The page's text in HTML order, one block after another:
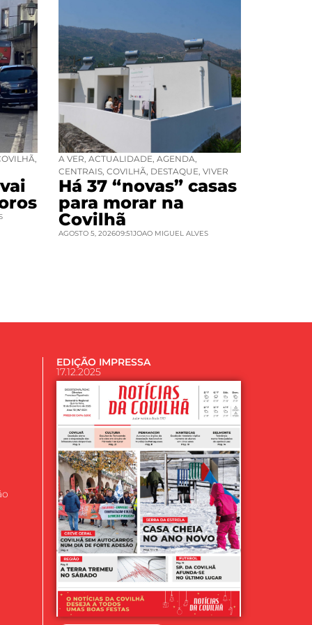
A VER ACTUALIDADE AGENDA
CENTRAIS, COVILHÃ DESTAQUE VIVER
Há 37 “novas” casas
para morar na
Covilhã
AGOSTO 5, 202609:51JOAO MIGUEL ALVES
EDIÇÃO IMPRESSA
17.12.2025